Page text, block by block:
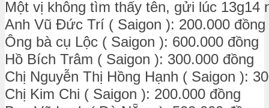
Một vị không tìm thấy tên, gửi lúc 13g14
Anh Vũ Đức Trí ( Saigon ): 200.000 đồng
Ông bà cụ Lộc ( Saigon ): 600.000 đồng
Hồ Bích Trâm ( Saigon ): 300.000 đồng
Chị Nguyễn Thị Hồng Hạnh ( Saigon ):
Chị Kim Chi ( Saigon ): 200.000 đồng